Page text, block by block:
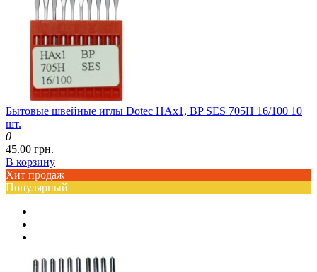
Бытовые швейные иглы Dotec HAx1, BP SES 705H 16/100 10
шт.
0
45.00 грн.
В корзину
Хит продаж
Популярный